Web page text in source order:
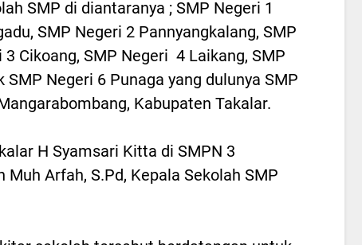
SMP di diantaranya ; SMP Negeri 1
SMP Negeri 2 Pannyangkalang, SMP
3 Cikoang, SMP Negeri 4 Laikang, SMP
Negeri 6 Punaga yang dulunya SMP
Kabupaten Takalar.
H Syamsari Kitta di SMPN 3
Arfah, S.Pd, Kepala Sekolah SMP